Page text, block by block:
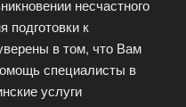
несчастного
подготовки к
в том, что Вам
специалисты в
услуги